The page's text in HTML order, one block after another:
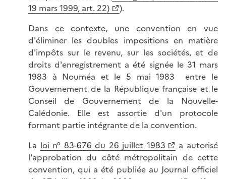
19 mars 1999, art. 22)
).
Dans ce contexte, une convention en vue
d'éliminer les doubles impositions en matière
d'impôts sur le revenu, sur les sociétés, et de
droits d'enregistrement a été signée le 31 mars
1983 à Nouméa et le 5 mai 1983 entre le
Gouvernement de la République française et le
Conseil de Gouvernement de la Nouvelle-
Calédonie. Elle est assortie d'un protocole
formant partie intégrante de la convention.
La loi n° 83-676 du 26 juillet 1983
a autorisé
l'approbation du côté métropolitain de cette
convention, qui a été publiée au Journal officiel